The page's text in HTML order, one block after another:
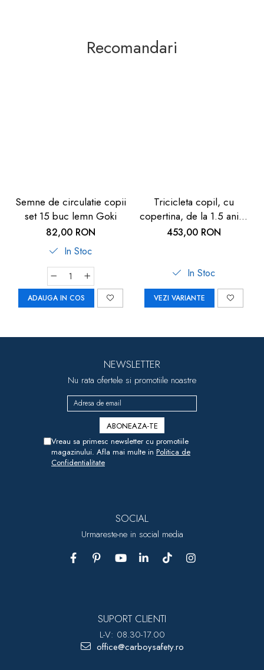
Recomandari
Semne de circulatie copii
set 15 buc lemn Goki
82,00 RON
In Stoc
ADAUGA IN COS
Tricicleta copil, cu
copertina, de la 1.5 ani+,
Chipolino Pulse
453,00 RON
In Stoc
VEZI VARIANTE
NEWSLETTER
Nu rata ofertele si promotiile noastre
Vreau sa primesc newsletter cu promotiile
magazinului. Afla mai multe in Politica de
Confidentialitate
SOCIAL
Urmareste-ne in social media
SUPORT CLIENTI
L-V: 08.30-17.00
office@carboysafety.ro